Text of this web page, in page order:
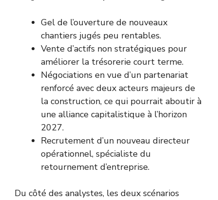
Gel de l’ouverture de nouveaux
chantiers jugés peu rentables.
Vente d’actifs non stratégiques pour
améliorer la trésorerie court terme.
Négociations en vue d’un partenariat
renforcé avec deux acteurs majeurs de
la construction, ce qui pourrait aboutir à
une alliance capitalistique à l’horizon
2027.
Recrutement d’un nouveau directeur
opérationnel, spécialiste du
retournement d’entreprise.
Du côté des analystes, les deux scénarios